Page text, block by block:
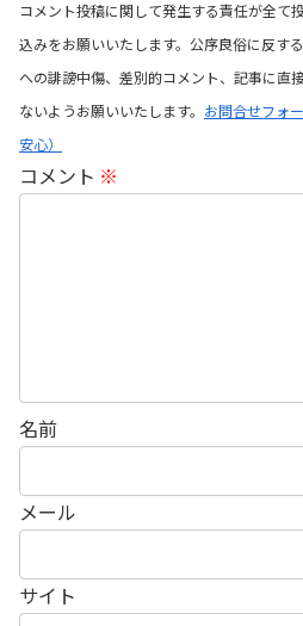
コメント投稿に関して発生する責任が全て
込みをお願いいたします。公序良俗に反す
への誹謗中傷、差別的コメント、記事に直
ないようお願いいたします。 お問合せフォ
安心）
コメント ※
名前
メール
サイト